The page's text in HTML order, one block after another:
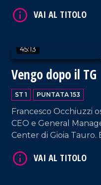
suo chitarrista Tani Lo
Stella".
45:13
Vengo dopo il TG
ST 1 PUNTATA 153
Francesco Occhiuzzi
CEO e General
Center di Gioia Tauro.
VAI AL TITOLO